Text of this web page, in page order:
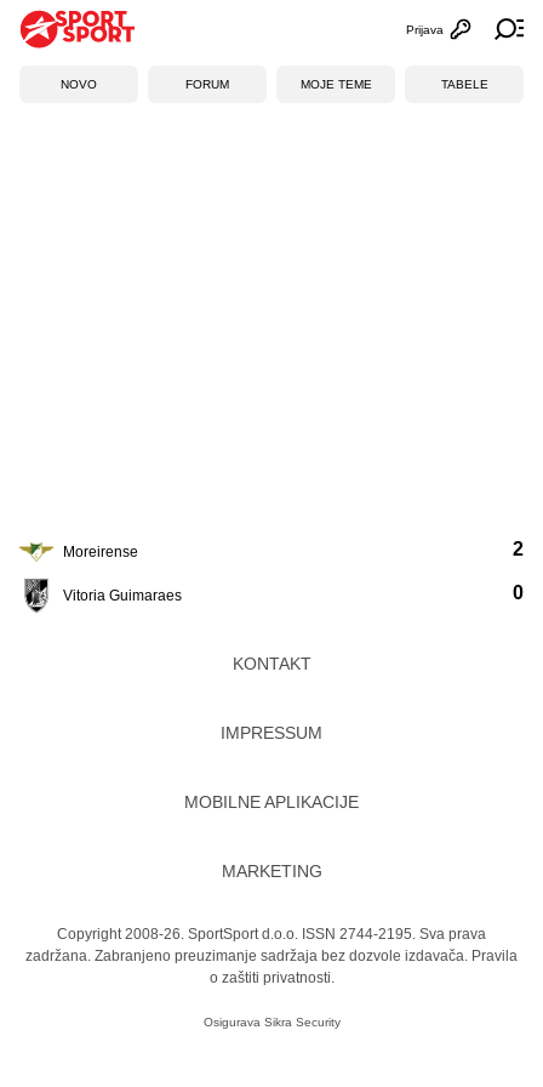
Otvori
Prijava
NOVO FORUM MOJE TEME TABELE
Moreirense
Vitoria Guimaraes
2
0
KONTAKT
IMPRESSUM
MOBILNE APLIKACIJE
MARKETING
Copyright 2008-26. SportSport d.o.o. ISSN 2744-2195. Sva prava
zadržana. Zabranjeno preuzimanje sadržaja bez dozvole izdavača. Pravila
o zaštiti privatnosti.
Osigurava Sikra Security